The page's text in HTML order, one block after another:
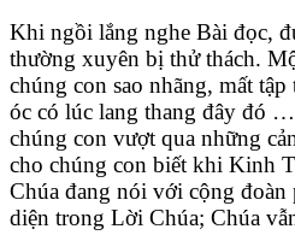
Khi ngồi lắng nghe Bài đọc,
thường xuyên bị thử thách.
chúng con sao nhãng, mất
óc có lúc lang thang đây đó
chúng con vượt qua những
cho chúng con biết khi Kinh
Chúa đang nói với cộng
diện trong Lời Chúa; Chúa